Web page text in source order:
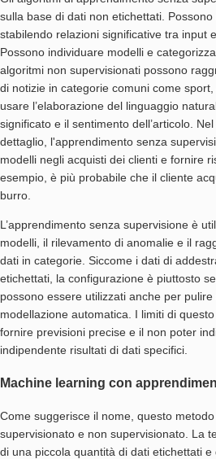
sulla base di dati non etichettati. Possono
stabilendo relazioni significative tra input
Possono individuare modelli e
algoritmi non supervisionati possono
di notizie in categorie comuni come
usare l’elaborazione del linguaggio
significato e il sentimento dell’articolo.
dettaglio, l'apprendimento senza
modelli negli acquisti dei clienti e fornire
esempio, è più probabile che il cliente
burro.
L’apprendimento senza supervisione è
modelli, il rilevamento di anomalie e il
dati in categorie. Siccome i dati di
etichettati, la configurazione è piuttosto
possono essere utilizzati anche per
modellazione automatica. I limiti di
fornire previsioni precise e il non poter
indipendente risultati di dati specifici.
Machine learning con
Come suggerisce il nome, questo
supervisionato e non supervisionato. La
di una piccola quantità di dati etichettati